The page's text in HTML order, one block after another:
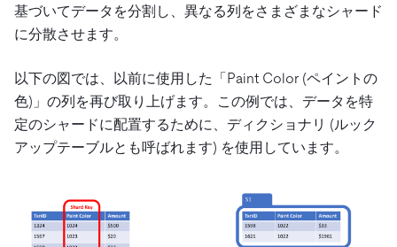
基づいてデータを分割し、異なる列をさまざまなシャード
に分散させます。
以下の図では、以前に使用した「Paint Color (ペイントの
色)」の列を再び取り上げます。この例では、データを特
定のシャードに配置するために、ディクショナリ (ルック
アップテーブルとも呼ばれます) を使用しています。